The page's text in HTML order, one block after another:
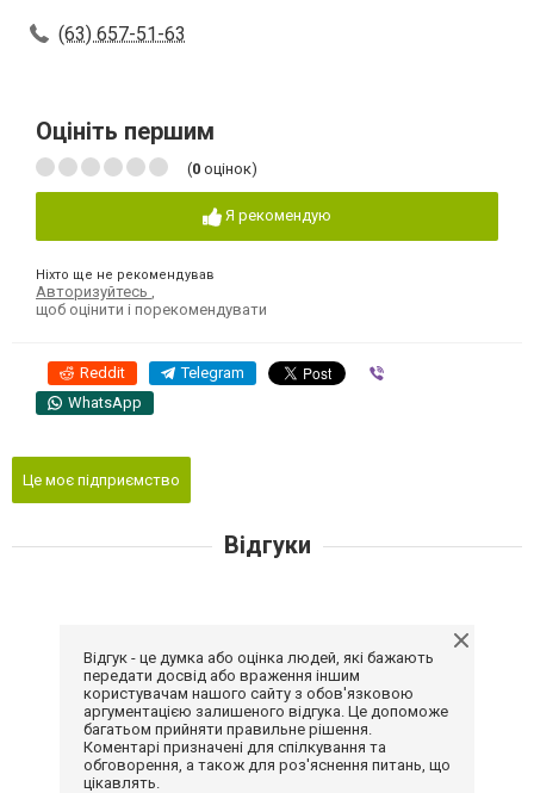
(63) 657-51-63
Оцініть першим
(0 оцінок)
Я рекомендую
Ніхто ще не рекомендував
Авторизуйтесь
щоб оцінити і порекомендувати
Reddit Telegram
WhatsApp
Це моє підприємство
Відгуки
Відгук - це думка або оцінка людей, які бажають
передати досвід або враження іншим
користувачам нашого сайту з обов'язковою
аргументацією залишеного відгука. Це допоможе
багатьом прийняти правильне рішення.
Коментарі призначені для спілкування та
обговорення, а також для роз'яснення питань, що
цікавлять.